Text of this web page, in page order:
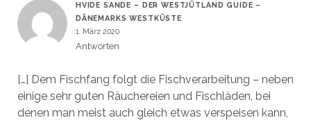
HVIDE SANDE – DER WESTJÜTLAND GUIDE –
DÄNEMARKS WESTKÜSTE
1. März 2020
Antworten
[…] Dem Fischfang folgt die Fischverarbeitung – neben
einige sehr guten Räuchereien und Fischläden, bei
denen man meist auch gleich etwas verspeisen kann,